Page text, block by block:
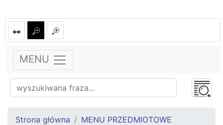
MENU
Strona główna
MENU PRZEDMIOTOWE